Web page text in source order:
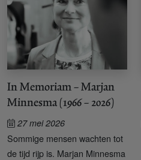
In Memoriam – Marjan
Minnesma (1966 – 2026)
27 mei 2026
Sommige mensen wachten tot
de tijd rijp is. Marjan Minnesma